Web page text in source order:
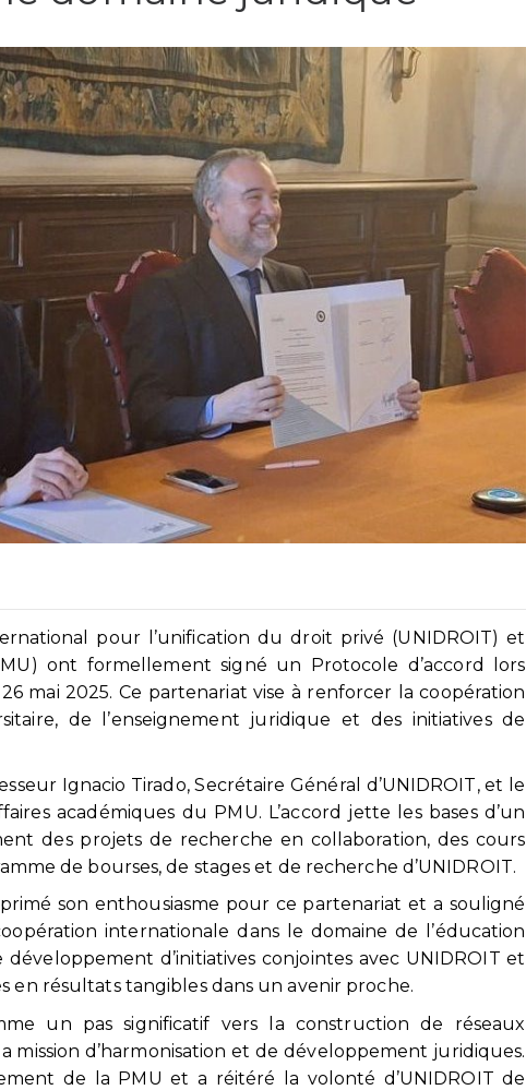
pour l’unification du droit privé (UNIDROIT) et
ont formellement signé un Protocole d’accord lors
mai 2025. Ce partenariat vise à renforcer la coopération
de l’enseignement juridique et des initiatives de
Ignacio Tirado, Secrétaire Général d’UNIDROIT, et le
académiques du PMU. L’accord jette les bases d’un
des projets de recherche en collaboration, des cours
de bourses, de stages et de recherche d’UNIDROIT.
son enthousiasme pour ce partenariat et a souligné
internationale dans le domaine de l’éducation
d’initiatives conjointes avec UNIDROIT et
en résultats tangibles dans un avenir proche.
un pas significatif vers la construction de réseaux
mission d’harmonisation et de développement juridiques.
de la PMU et a réitéré la volonté d’UNIDROIT de